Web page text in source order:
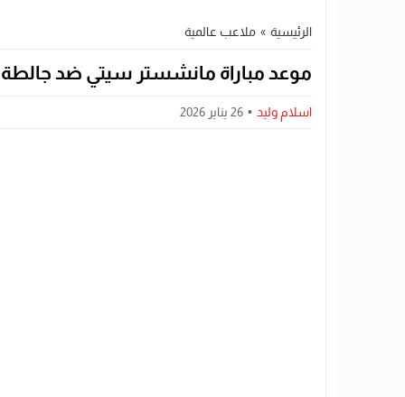
الرئيسية » ملاعب عالمية
موعد مباراة مانشستر سيتي ضد جالطة سراي
اسلام وليد 26 يناير 2026